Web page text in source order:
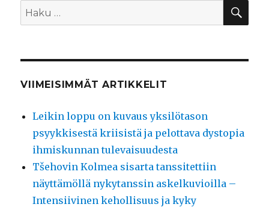
Etsi:
VIIMEISIMMÄT ARTIKKELIT
Leikin loppu on kuvaus yksilötason
psyykkisestä kriisistä ja pelottava dystopia
ihmiskunnan tulevaisuudesta
Tšehovin Kolmea sisarta tanssitettiin
näyttämöllä nykytanssin askelkuvioilla –
Intensiivinen kehollisuus ja kyky